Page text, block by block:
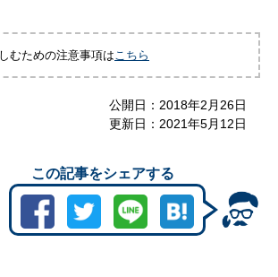
むための注意事項は こちら
公開日： 2018年2月26日
更新日： 2021年5月12日
この記事をシェアする